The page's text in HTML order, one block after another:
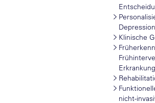
Klinische
nicht-